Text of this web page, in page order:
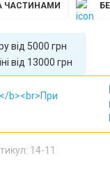
ЧАСТИНАМИ
від 5000 грн
від 13000 грн
14-11